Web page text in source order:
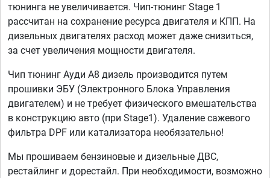
тюнинга не увеличивается. Чип-тюнинг Stage 1
рассчитан на сохранение ресурса двигателя и КПП. На
дизельных двигателях расход может даже снизиться,
за счет увеличения мощности двигателя.
Чип тюнинг Ауди А8 дизель производится путем
прошивки ЭБУ (Электронного Блока Управления
двигателем) и не требует физического вмешательства
в конструкцию авто (при Stage1). Удаление сажевого
фильтра DPF или катализатора необязательно!
Мы прошиваем бензиновые и дизельные ДВС,
рестайлинг и дорестайл. При необходимости, возможно